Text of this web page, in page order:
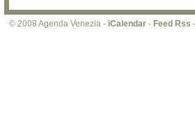
© 2008 Agenda Venezia - iCalendar - Feed Rss -